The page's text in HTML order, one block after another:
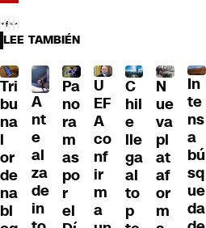
LEE TAMBIÉN
Tri
bu
na
l
or
de
na
bl
A
nt
e
al
za
de
in
Pa
no
ra
m
as
po
r
el
U
EF
A
co
nf
ir
m
a
C
hil
e
lle
ga
al
to
p
N
ue
va
pl
at
af
or
m
In
te
ns
a
bú
sq
ue
da